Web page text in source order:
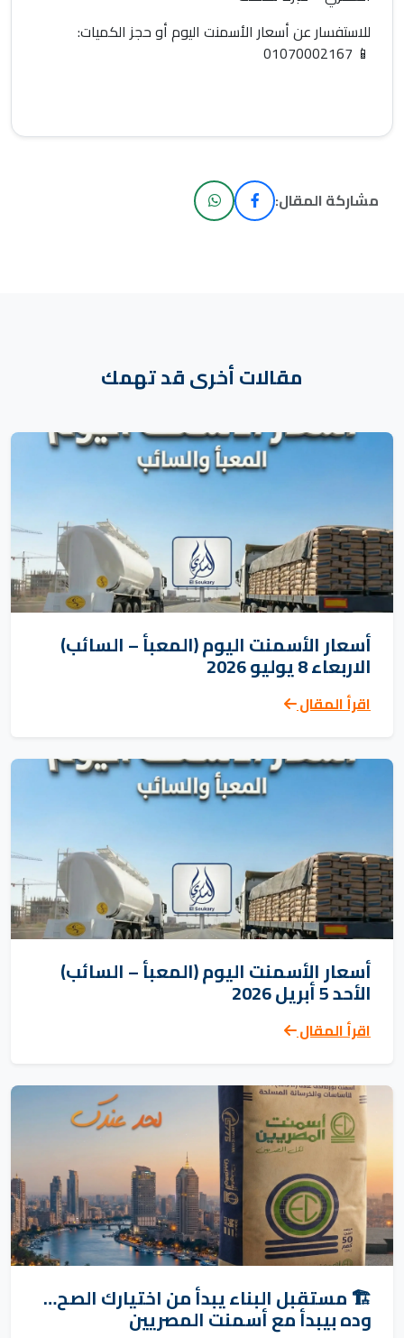
للاستفسار عنأسعار الأسمنت اليومأو حجز الكميات:
📱
01070002167
مشاركة المقال:
مقالات أخرى قد تهمك
أسعار الأسمنت اليوم (المعبأ – السائب)
الاربعاء 8 يوليو 2026
اقرأ المقال
أسعار الأسمنت اليوم (المعبأ – السائب)
الأحد 5 أبريل 2026
اقرأ المقال
🏗️ مستقبل البناء يبدأ من اختيارك الصح…
وده بيبدأ مع أسمنت المصريين